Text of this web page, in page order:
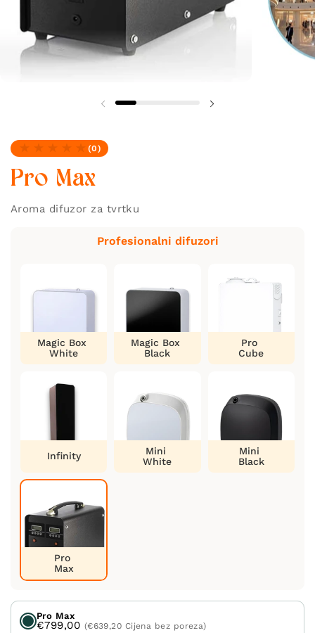
Nema recenzija
(0)
Pro Max
Aroma difuzor za tvrtku
Profesionalni difuzori
Magic Box
White
Magic Box
Black
Pro
Cube
Infinity
Mini
White
Mini
Black
Pro
Max
Pro Max
€799,00 (€639,20 Cijena bez poreza)